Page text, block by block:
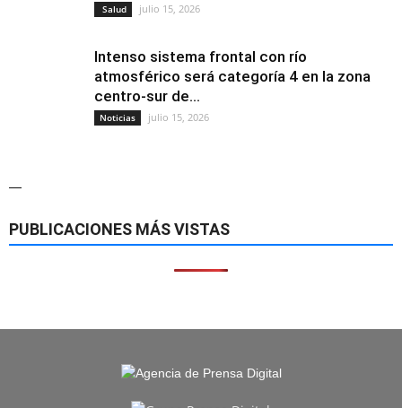
Salud julio 15, 2026
Intenso sistema frontal con río
atmosférico será categoría 4 en la zona
centro-sur de...
Noticias julio 15, 2026
—
PUBLICACIONES MÁS VISTAS